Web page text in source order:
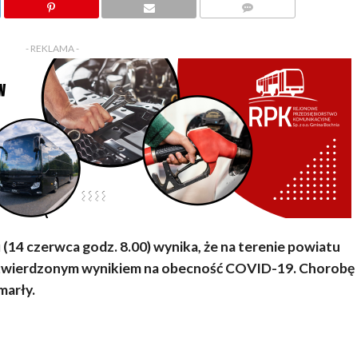
- REKLAMA -
czerwca godz. 8.00) wynika, że na terenie powiatu
wynikiem na obecność COVID-19. Chorobę